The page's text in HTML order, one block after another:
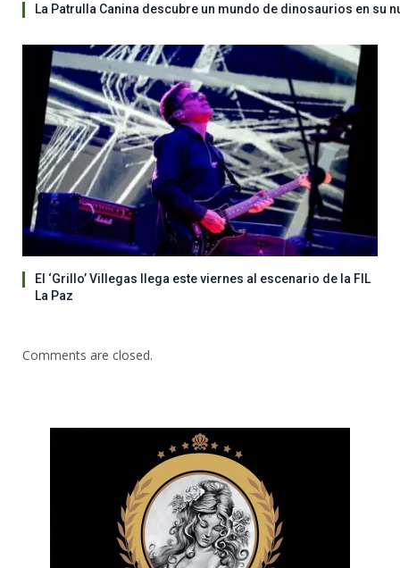
La Patrulla Canina descubre un mundo de dinosaurios en su
El ‘Grillo’ Villegas llega este viernes al escenario de la FIL
La Paz
Comments are closed.